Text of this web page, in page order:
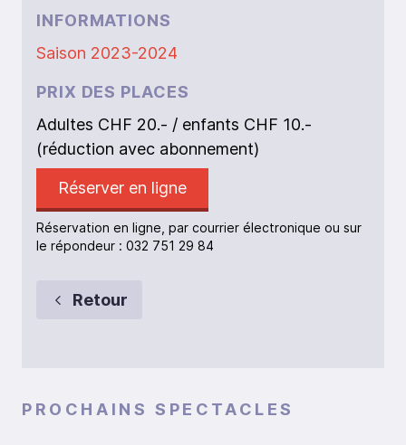
INFORMATIONS
Saison 2023-2024
PRIX DES PLACES
Adultes CHF 20.- / enfants CHF 10.-
(réduction avec abonnement)
Réserver en ligne
Réservation en ligne, par courrier électronique ou sur
le répondeur : 032 751 29 84
Retour
PROCHAINS SPECTACLES